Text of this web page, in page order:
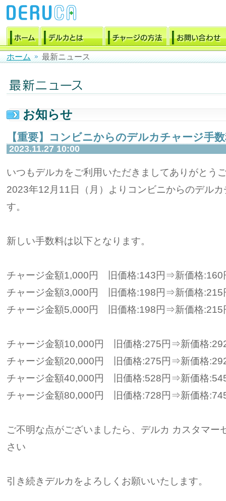
ホーム 最新ニュース
お知らせ
【重要】コンビニからのデルカチャージ手
2023.11.27 10:00
いつもデルカをご利用いただきましてありがとう
2023年12月11日（月）よりコンビニからのデル
す。
新しい手数料は以下となります。
チャージ金額1,000円 旧価格:143円⇒新価格:160
チャージ金額3,000円 旧価格:198円⇒新価格:215
チャージ金額5,000円 旧価格:198円⇒新価格:215
チャージ金額10,000円 旧価格:275円⇒新価格
チャージ金額20,000円 旧価格:275円⇒新価格
チャージ金額40,000円 旧価格:528円⇒新価格
チャージ金額80,000円 旧価格:728円⇒新価格
ご不明な点がございましたら、デルカ カスタマー
さい
引き続きデルカをよろしくお願いいたします。